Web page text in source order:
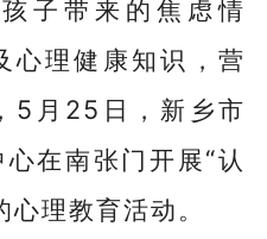
子带来的焦虑情
心理健康知识，营
5月25日，新乡市
在南张门开展“认
理教育活动。